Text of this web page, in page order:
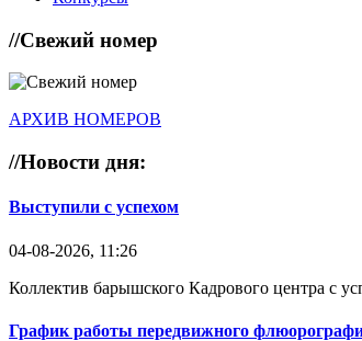
//Свежий номер
АРХИВ НОМЕРОВ
//Новости дня:
Выступили с успехом
04-08-2026, 11:26
Коллектив барышского Кадрового центра с
График работы передвижного